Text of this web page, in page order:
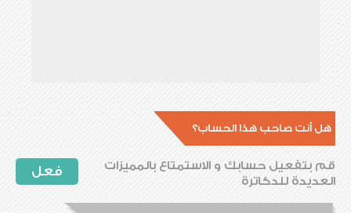
هل أنت صاحب هذا الحساب؟
فعل
قم بتفعيل حسابك و الاستمتاع بالمميزات
العديدة للدكاترة